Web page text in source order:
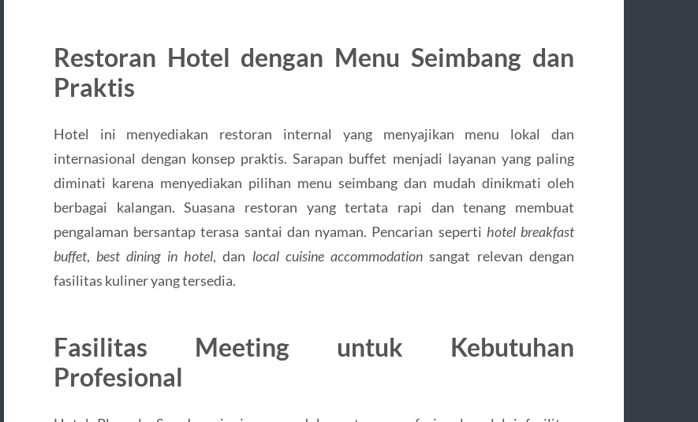
Restoran Hotel dengan Menu Seimbang dan
Praktis
Hotel ini menyediakan restoran internal yang menyajikan menu lokal dan
internasional dengan konsep praktis. Sarapan buffet menjadi layanan yang paling
diminati karena menyediakan pilihan menu seimbang dan mudah dinikmati oleh
berbagai kalangan. Suasana restoran yang tertata rapi dan tenang membuat
pengalaman bersantap terasa santai dan nyaman. Pencarian seperti hotel breakfast
buffet, best dining in hotel, dan local cuisine accommodation sangat relevan dengan
fasilitas kuliner yang tersedia.
Fasilitas Meeting untuk Kebutuhan
Profesional